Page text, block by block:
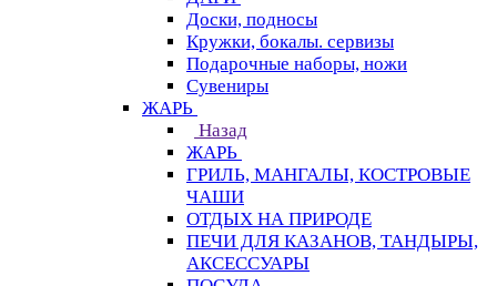
Доски, подносы
Кружки, бокалы. сервизы
Подарочные наборы, ножи
Сувениры
ЖАРЬ
Назад
ЖАРЬ
ГРИЛЬ, МАНГАЛЫ, КОСТРОВЫЕ
ЧАШИ
ОТДЫХ НА ПРИРОДЕ
ПЕЧИ ДЛЯ КАЗАНОВ, ТАНДЫРЫ,
АКСЕССУАРЫ